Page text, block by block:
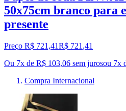
50x75cm branco para
presente
Preço R$ 721,41R$ 721 ,41
Ou 7x de R$ 103,06 sem jurosou 7x
Compra Internacional